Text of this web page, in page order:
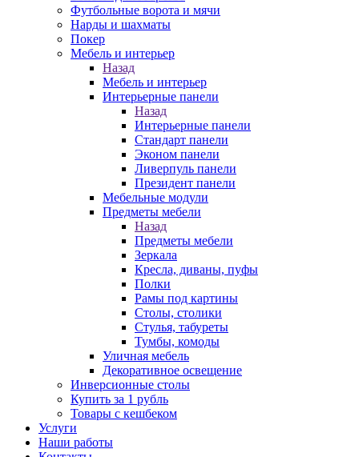
Футбольные ворота и мячи
Нарды и шахматы
Покер
Мебель и интерьер
Назад
Мебель и интерьер
Интерьерные панели
Назад
Интерьерные панели
Стандарт панели
Эконом панели
Ливерпуль панели
Президент панели
Мебельные модули
Предметы мебели
Назад
Предметы мебели
Зеркала
Кресла, диваны, пуфы
Полки
Рамы под картины
Столы, столики
Стулья, табуреты
Тумбы, комоды
Уличная мебель
Декоративное освещение
Инверсионные столы
Купить за 1 рубль
Товары с кешбеком
Услуги
Наши работы